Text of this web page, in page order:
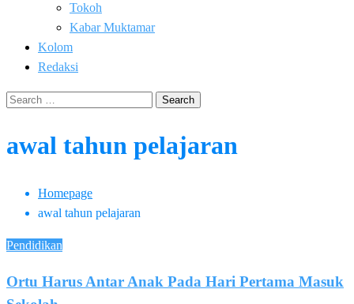
Tokoh
Kabar Muktamar
Kolom
Redaksi
Search
awal tahun pelajaran
Homepage
awal tahun pelajaran
Pendidikan
Ortu Harus Antar Anak Pada Hari Pertama Masuk